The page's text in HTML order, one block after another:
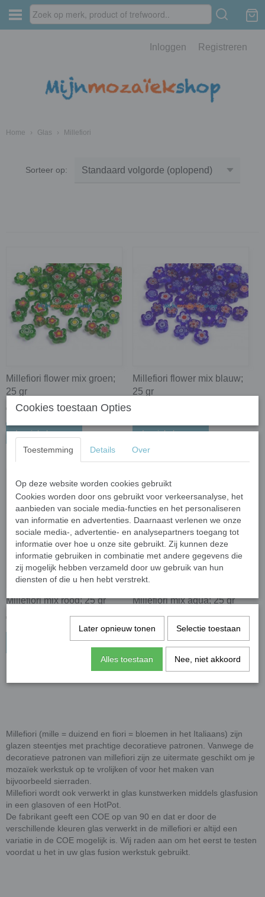
Inloggen Registreren
Home › Glas › Millefiori
Sorteer op:
Millefiori flower mix groen;
25 gr
€ 3,97
In winkelwagen
Millefiori flower mix blauw;
25 gr
In winkelwagen
Millefiori mix rood; 25 gr
€ 3,27
In winkelwagen
Millefiori mix aqua; 25 gr
€ 3,27
In winkelwagen
Millefiori (mille = duizend en fiori = bloemen in het Italiaans) zijn
glazen steentjes met prachtige decoratieve patronen. Vanwege de
decoratieve patronen van millefiori zijn ze uitermate geschikt om je
mozaïek werkstuk op te vrolijken of voor het maken van
bijvoorbeeld sierraden.
Millefiori wordt ook verwerkt in glas kunstwerken middels glasfusion
in een glasoven of een HotPot.
De fabrikant geeft een COE op van 90 en dat er door de
verschillende kleuren glas verwerkt in de millefiori er altijd een
variatie in de COE mogelijk is. Wij raden aan om het eerst te testen
voordat u het in uw glas fusion werkstuk gebruikt.
Cookies toestaan Opties
Toestemming Details Over
Op deze website worden cookies gebruikt
Cookies worden door ons gebruikt voor verkeersanalyse, het
aanbieden van sociale media-functies en het personaliseren
van informatie en advertenties. Daarnaast verlenen we onze
sociale media-, advertentie- en analysepartners toegang tot
informatie over hoe u onze site gebruikt. Zij kunnen deze
informatie gebruiken in combinatie met andere gegevens die
zij mogelijk hebben verzameld door uw gebruik van hun
diensten of die u hen hebt verstrekt.
Later opnieuw tonen Selectie toestaan
Alles toestaan Nee, niet akkoord